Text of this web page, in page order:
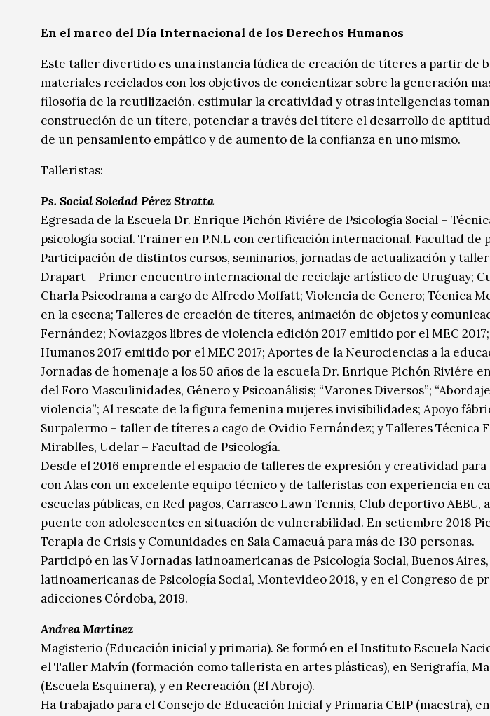
En el marco del Día Internacional de los Derechos Humanos
Este taller divertido es una instancia lúdica de creación de títeres a partir de
materiales reciclados con los objetivos de concientizar sobre la generación
filosofía de la reutilización. estimular la creatividad y otras inteligencias
construcción de un títere, potenciar a través del títere el desarrollo de
de un pensamiento empático y de aumento de la confianza en uno mismo.
Talleristas:
Ps. Social Soledad Pérez Stratta
Egresada de la Escuela Dr. Enrique Pichón Riviére de Psicología Social –
psicología social. Trainer en P.N.L con certificación internacional. Facultad de
Participación de distintos cursos, seminarios, jornadas de actualización y
Drapart – Primer encuentro internacional de reciclaje artístico de Uruguay;
Charla Psicodrama a cargo de Alfredo Moffatt; Violencia de Genero; Técnica
en la escena; Talleres de creación de títeres, animación de objetos y
Fernández; Noviazgos libres de violencia edición 2017 emitido por el MEC
Humanos 2017 emitido por el MEC 2017; Aportes de la Neurociencias a la
Jornadas de homenaje a los 50 años de la escuela Dr. Enrique Pichón Riviére
del Foro Masculinidades, Género y Psicoanálisis; “Varones Diversos”;
violencia”; Al rescate de la figura femenina mujeres invisibilidades; Apoyo
Surpalermo – taller de títeres a cago de Ovidio Fernández; y Talleres Técnica
Mirablles, Udelar – Facultad de Psicología.
Desde el 2016 emprende el espacio de talleres de expresión y creatividad
con Alas con un excelente equipo técnico y de talleristas con experiencia en
escuelas públicas, en Red pagos, Carrasco Lawn Tennis, Club deportivo
puente con adolescentes en situación de vulnerabilidad. En setiembre 2018
Terapia de Crisis y Comunidades en Sala Camacuá para más de 130 personas.
Participó en las V Jornadas latinoamericanas de Psicología Social, Buenos Aires,
latinoamericanas de Psicología Social, Montevideo 2018, y en el Congreso de
adicciones Córdoba, 2019.
Andrea Martinez
Magisterio (Educación inicial y primaria). Se formó en el Instituto Escuela
el Taller Malvín (formación como tallerista en artes plásticas), en Serigrafía,
(Escuela Esquinera), y en Recreación (El Abrojo).
Ha trabajado para el Consejo de Educación Inicial y Primaria CEIP (maestra),